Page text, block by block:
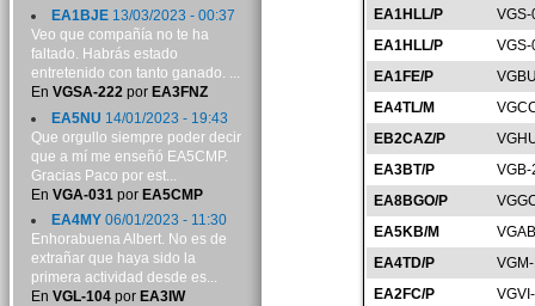
EA1HLL/P
EA1HLL/P
EA1FE/P
EA4TL/M
EB2CAZ/P
EA3BT/P
EA8BGO/P
EA5KB/M
EA4TD/P
EA2FC/P
EA1BJE13/03/2023 - 00:37
Veo que compañía no te ha
faltado. Habrás estado
entretenido con tanto ganado. ...
En VGSA-222por EA3FNZ
EA5NU 14/01/2023 - 19:43
Que orgullo siempre poder decir
que a mí me enseñó EA5CMP.
Gracias Paco por est...
En VGA-031 por EA5CMP
EA4MY06/01/2023 - 11:30
Enhorabuena Albert. No es de
extrañar que haya sido la
primera actividad desde es...
En VGL-104por EA3IW